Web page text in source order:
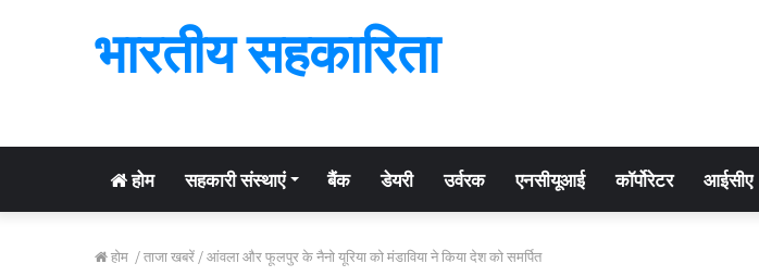
भारतीय सहकारिता
होम सहकारी संस्थाएं बैंक डेयरी उर्वरक एनसीयूआई कॉर्पोरेटर आईसीए
होम /ताजा खबरें /आंवला और फूलपुर के नैनो यूरिया को मंडाविया ने किया देश को समर्पित